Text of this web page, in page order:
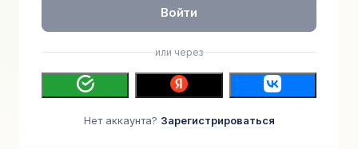
Войти
или через
Нет аккаунта? Зарегистрироваться